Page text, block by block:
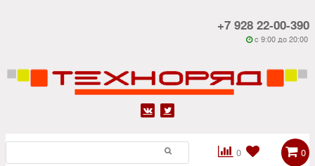
+7 928 22-00-390
 c 9:00 до 20:00
 
0

 0